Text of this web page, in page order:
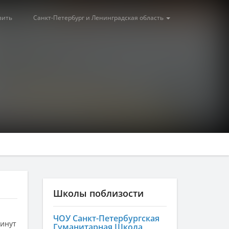
Санкт-Петербург и Ленинградская область
Школы поблизости
ЧОУ Санкт-Петербургская